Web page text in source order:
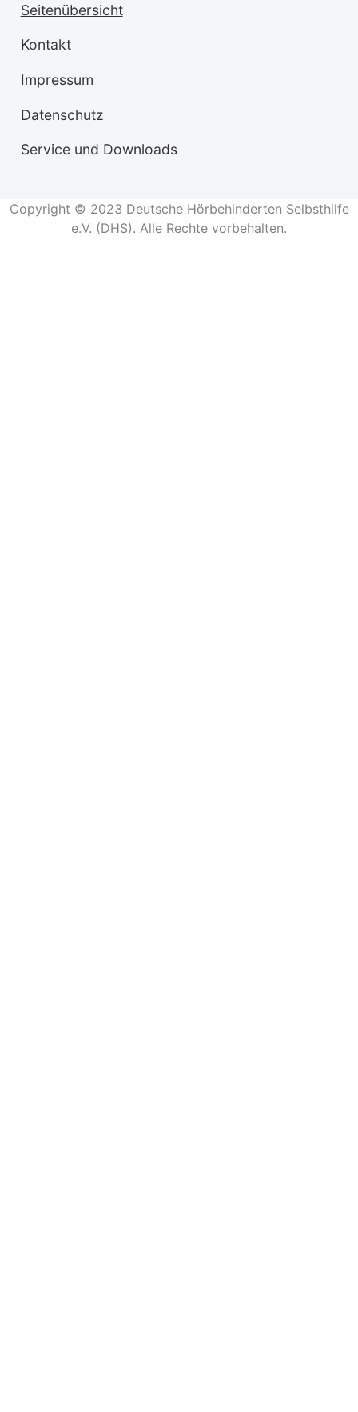
Seitenübersicht
Kontakt
Impressum
Datenschutz
Service und Downloads
Copyright © 2023 Deutsche Hörbehinderten Selbsthilfe
e.V. (DHS). Alle Rechte vorbehalten.